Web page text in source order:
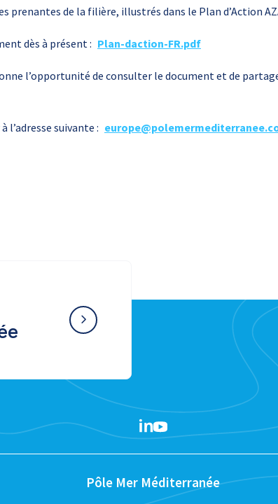
prenantes de la filière, illustrés dans le Plan d’Action
dès à présent : Plan-daction-FR.pdf
l’opportunité de consulter le document et de
l’adresse suivante :
Pôle Mer Méditerranée